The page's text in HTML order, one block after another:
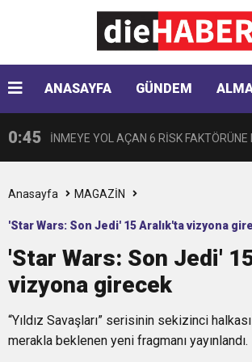
ANASAYFA GÜNDEM
BULUŞUYOR
“Almanya’da Zorbalığa Uğradım,
Ötekileştirildim”
10:35 AJet Avrupa’da hedef büyütüyor
0:45 İNMEYE YOL AÇAN 6 RİSK FAKTÖRÜNE
0:41 Çikolata regl ağrısını tetikleyebilir
0:33 Hyundai Yeni SANTA FE Amerika’da en
seçildi
0:28 VPN KULLANIRKEN NELERE DİKKAT
0:17 HARON STONE VE GAYE DONAY ZAFER
Anasayfa MAGAZİN
'Star Wars: Son Jedi' 15 Aralık'ta vizyona
'Star Wars: Son Jedi'
vizyona girecek
“Yıldız Savaşları” serisinin sekizinci
merakla beklenen yeni fragmanı yayınlandı.